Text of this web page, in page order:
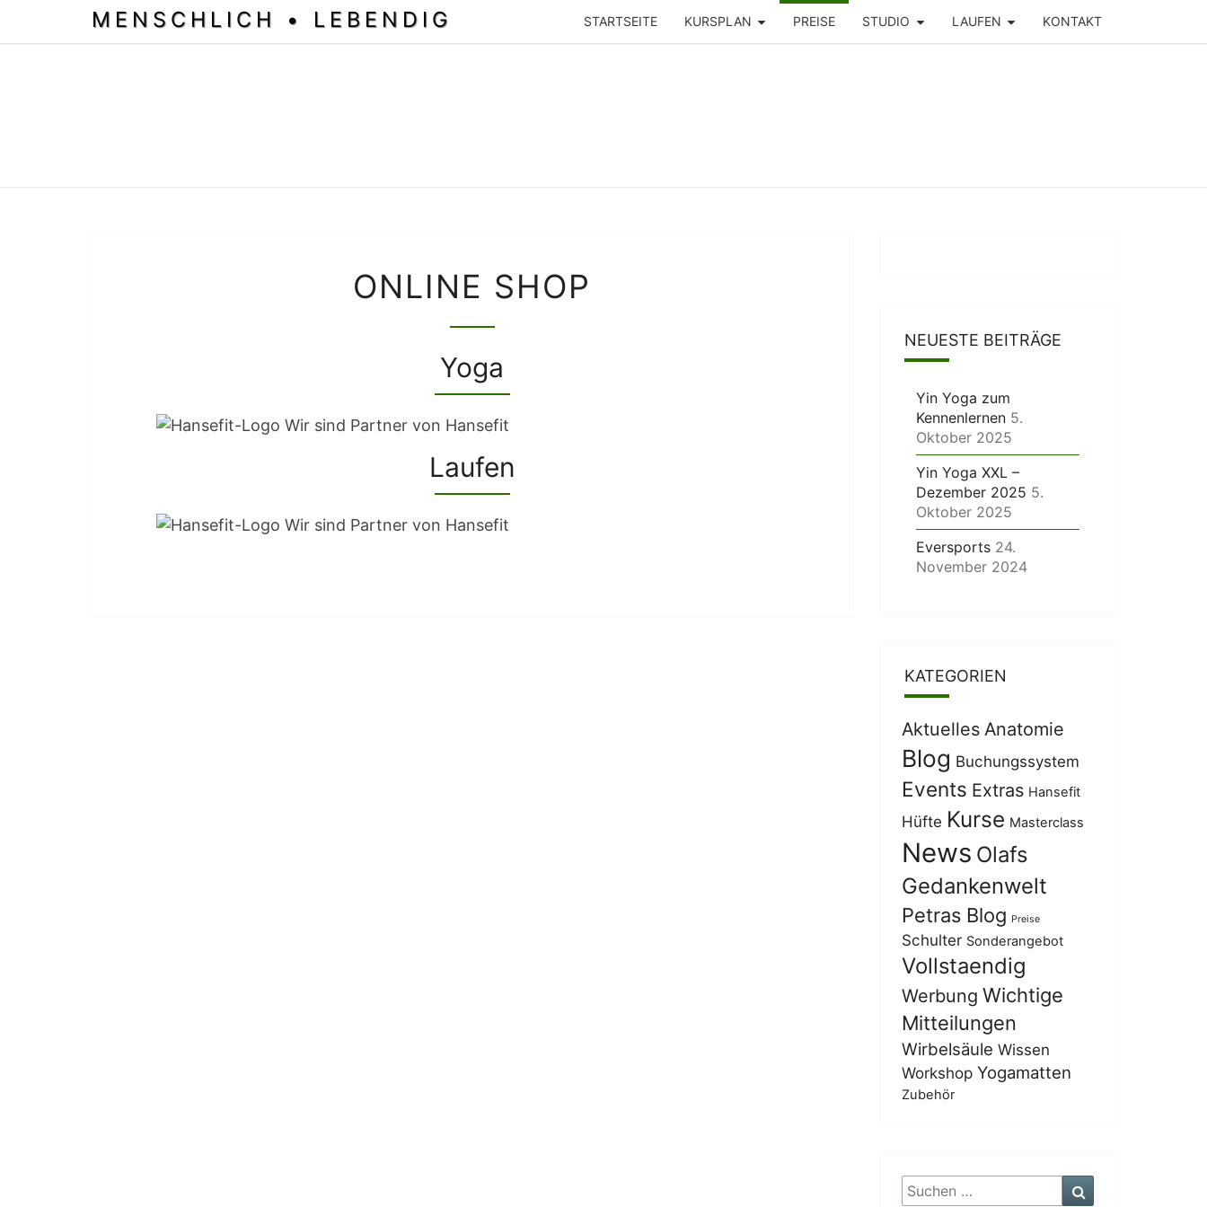
MENSCHLICH • LEBENDIG STARTSEITE KURSPLAN PREISE STUDIO LAUFEN KONTAKT
SHOP
ONLINE SHOP
Yoga
Laufen
NEUESTE BEITRÄGE
Yin Yoga zum
Kennenlernen 5.
Oktober 2025
Yin Yoga XXL –
Dezember 2025 5.
Oktober 2025
Eversports 24.
November 2024
KATEGORIEN
Aktuelles Anatomie
Blog Buchungssystem
Events Extras Hansefit
Hüfte Kurse Masterclass
News Olafs
Gedankenwelt
Petras Blog Preise
Schulter Sonderangebot
Vollstaendig
Werbung Wichtige
Mitteilungen
Wirbelsäule Wissen
Workshop Yogamatten
Zubehör
Suchen